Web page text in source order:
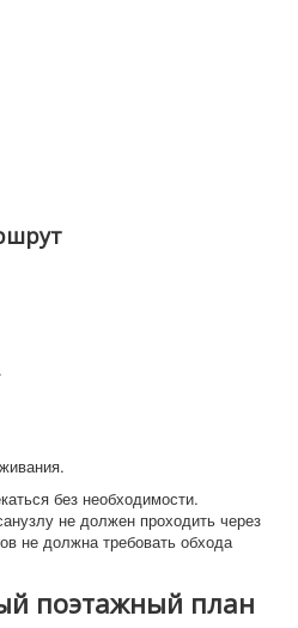
без необходимости.
не должен проходить через
не должна требовать обхода
поэтажный план